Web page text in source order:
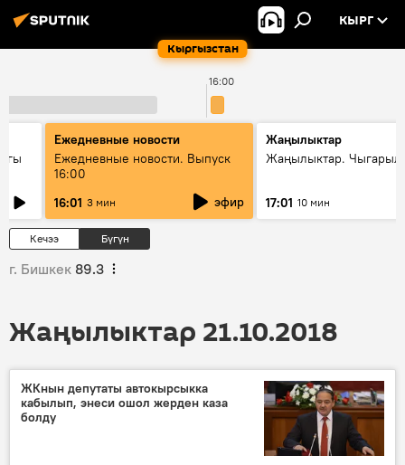
Кыргызстан
КЫРГ
16:00
Ежедневные новости
Ежедневные новости. Выпуск
16:00
16:01 3 мин эфир
Жаңылыктар
Жаңылыктар.
17:01 10 мин
Кечээ Бүгүн
г. Бишкек 89.3
Жаңылыктар 21.10.2018
ЖКнын депутаты автокырсыкка
кабылып, энеси ошол жерден каза
болду